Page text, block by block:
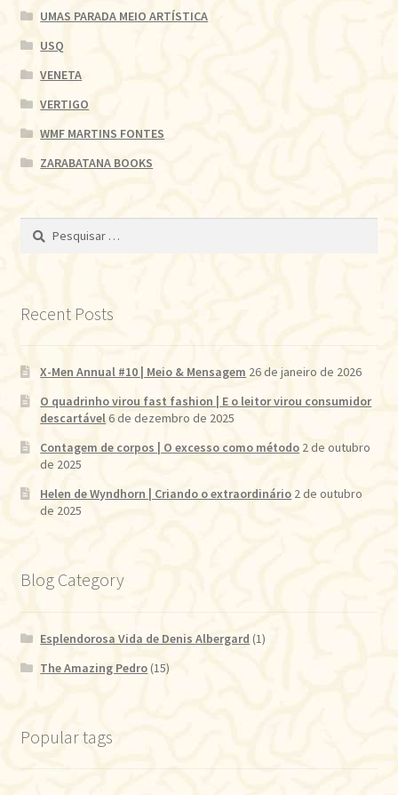
UMAS PARADA MEIO ARTÍSTICA
USQ
VENETA
VERTIGO
WMF MARTINS FONTES
ZARABATANA BOOKS
Pesquisar
Recent Posts
X-Men Annual #10 | Meio & Mensagem 26 de janeiro de 2026
O quadrinho virou fast fashion | E o leitor virou consumidor
descartável6 de dezembro de 2025
Contagem de corpos | O excesso como método 2 de outubro
de 2025
Helen de Wyndhorn | Criando o extraordinário 2 de outubro
de 2025
Blog Category
Esplendorosa Vida de Denis Albergard (1)
The Amazing Pedro (15)
Popular tags